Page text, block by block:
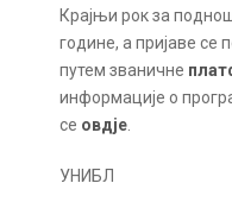
Крајњи рок за
године, а пријаве се
путем званичне
информације о
се овдје
УНИБЛ